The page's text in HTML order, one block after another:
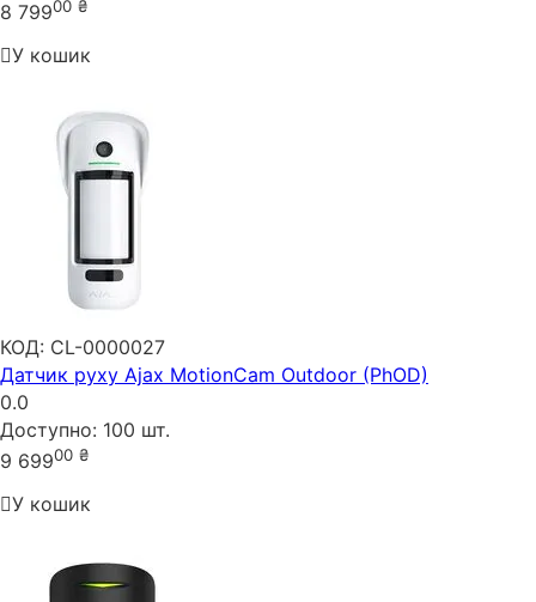
8 79900 ₴
У кошик
КОД: CL-0000027
Датчик руху Ajax MotionCam Outdoor (PhOD)
0.0
Доступно: 100 шт.
9 69900 ₴
У кошик